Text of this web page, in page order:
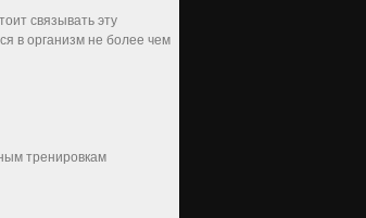
связывать эту
в организм не более чем
тренировкам